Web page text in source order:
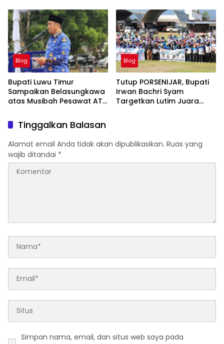
Lebaran
Ganti Rugi Tanah
Blog
Bupati Luwu Timur
Sampaikan Belasungkawa
atas Musibah Pesawat ATR
Blog
Tutup PORSENIJAR, Bupati
Irwan Bachri Syam
Targetkan Lutim Juara
Tinggalkan Balasan
Alamat email Anda tidak akan dipublikasikan. Ruas yang
wajib ditandai *
Simpan nama, email, dan situs web saya pada